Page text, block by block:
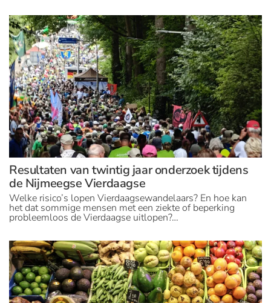
Resultaten van twintig jaar onderzoek tijdens
de Nijmeegse Vierdaagse
Welke risico’s lopen Vierdaagsewandelaars? En hoe kan
het dat sommige mensen met een ziekte of beperking
probleemloos de Vierdaagse uitlopen?…